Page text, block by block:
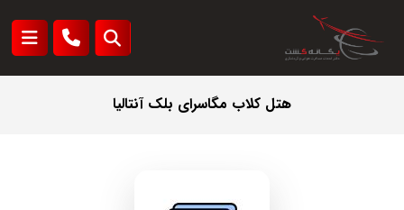
هتل کلاب مگاسرای بلک آنتالیا